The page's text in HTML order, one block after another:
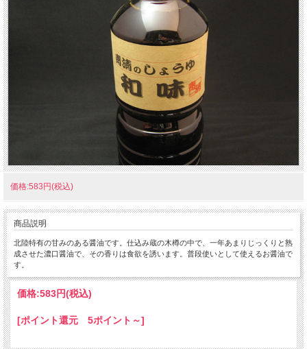
価格:583円(税込)
商品説明
北陸特有の甘みのある醤油です。仕込み蔵の木樽の中で、一年あまりじっくりと熟
成させた濃口醤油で、その香りは食欲を誘います。普段使いとして使えるお醤油で
す。
価格:583円(税込)
[ポイント還元 5ポイント～]